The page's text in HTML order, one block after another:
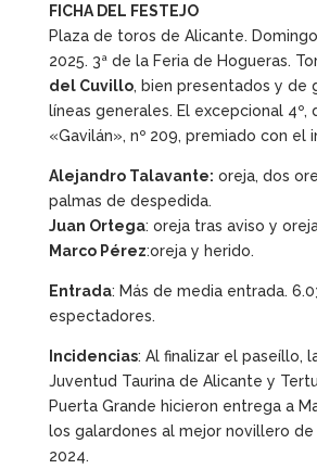
FICHA DEL FESTEJO
Plaza de toros de Alicante.
2025. 3ª de la Feria de Hogueras.
del Cuvillo, bien presentados y de
líneas generales. El excepcional 4º,
«Gavilán», nº 209, premiado con el
Alejandro Talavante: oreja, dos
palmas de despedida.
Juan Ortega: oreja tras aviso y
Marco Pérez:oreja y herido.
Entrada: Más de media entrada.
espectadores.
Incidencias: Al finalizar el paseíllo,
Juventud Taurina de Alicante y
Puerta Grande hicieron entrega a
los galardones al mejor novillero de
2024.